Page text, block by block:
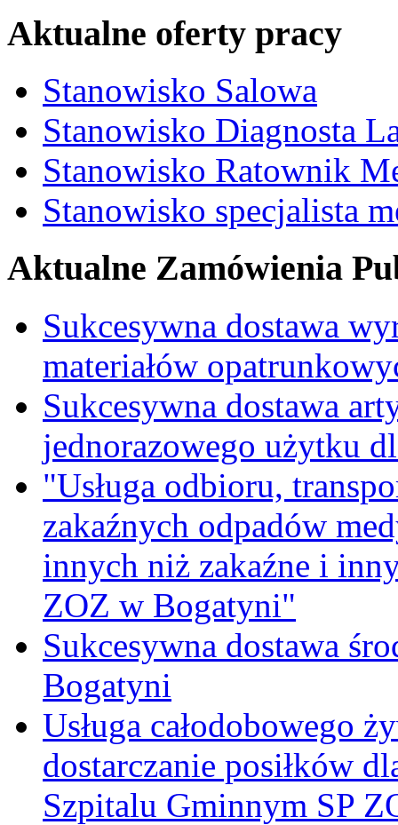
Aktualne oferty pracy
Stanowisko Salowa
Stanowisko Diagnosta
Stanowisko Ratownik
Stanowisko specjalista
Aktualne Zamówienia
Sukcesywna dostawa
materiałów
Sukcesywna dostawa
jednorazowego użytku
"Usługa odbioru,
zakaźnych odpadów
innych niż zakaźne i
ZOZ w Bogatyni"
Sukcesywna dostawa
Bogatyni
Usługa całodobowego
dostarczanie posiłków
Szpitalu Gminnym SP